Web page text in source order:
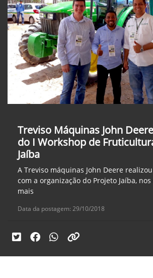
Treviso Máquinas John
do I Workshop de
Jaíba
A Treviso máquinas John Deere
com a organização do Projeto Jaíba,
mais
Data da postagem: 29/10/2018